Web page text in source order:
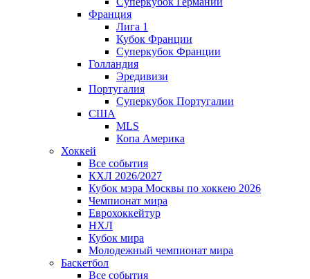
Франция
Лига 1
Кубок Франции
Суперкубок Франции
Голландия
Эредивизи
Португалия
Суперкубок Португалии
США
MLS
Копа Америка
Хоккей
Все события
КХЛ 2026/2027
Кубок мэра Москвы по хоккею 2026
Чемпионат мира
Еврохоккейтур
НХЛ
Кубок мира
Молодежный чемпионат мира
Баскетбол
Все события